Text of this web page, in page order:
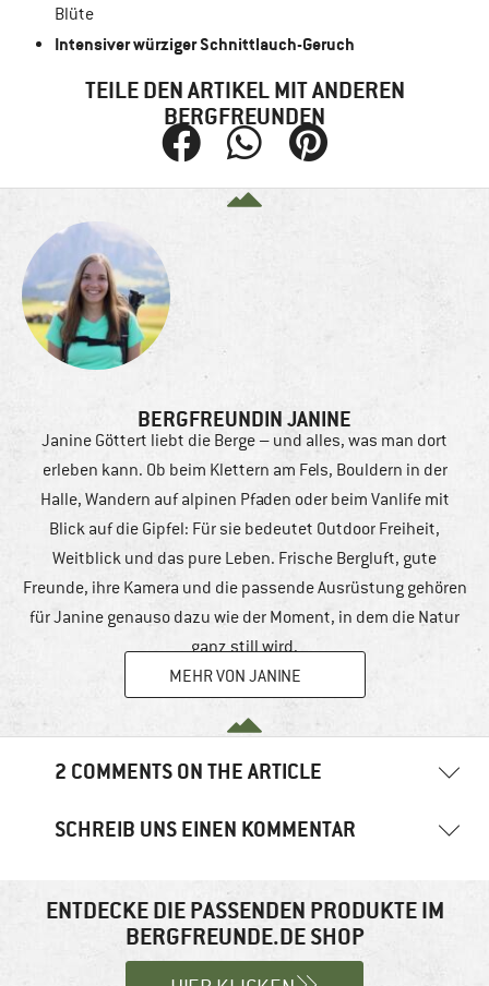
Blüte
Intensiver würziger Schnittlauch-Geruch
TEILE DEN ARTIKEL MIT ANDEREN
BERGFREUNDEN
BERGFREUNDIN JANINE
Janine Göttert liebt die Berge – und alles, was man dort
erleben kann. Ob beim Klettern am Fels, Bouldern in der
Halle, Wandern auf alpinen Pfaden oder beim Vanlife mit
Blick auf die Gipfel: Für sie bedeutet Outdoor Freiheit,
Weitblick und das pure Leben. Frische Bergluft, gute
Freunde, ihre Kamera und die passende Ausrüstung gehören
für Janine genauso dazu wie der Moment, in dem die Natur
ganz still wird.
MEHR VON JANINE
2 COMMENTS ON THE ARTICLE
Jemima 17. März 2023 10:48 Uhr
Herbstzeitlose und Bärlauch nicht an den Blüten unterscheiden
lassen, geben wir in unserem Artikel auch den Tipp auf den Geruch
Zeigefinger zerreiben, wenn es anschließend lauchartig duftet,
SCHREIB UNS EINEN KOMMENTAR
Felder sind mit*markiert
ENTDECKE DIE PASSENDEN PRODUKTE IM
BERGFREUNDE.DE SHOP